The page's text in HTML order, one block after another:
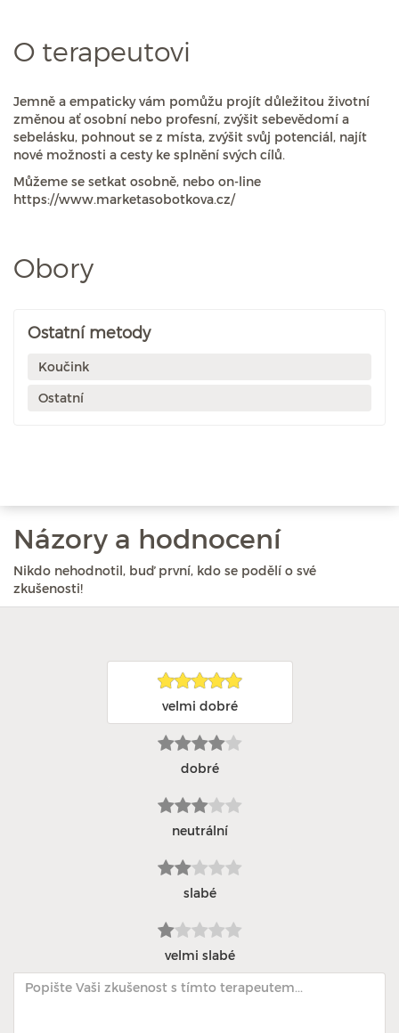
O terapeutovi
Jemně a empaticky vám pomůžu projít důležitou životní
změnou ať osobní nebo profesní, zvýšit sebevědomí a
sebelásku, pohnout se z místa, zvýšit svůj potenciál, najít
nové možnosti a cesty ke splnění svých cílů.
Můžeme se setkat osobně, nebo on-line
https://www.marketasobotkova.cz/
Obory
Ostatní metody
Koučink
Ostatní
Názory a hodnocení
Nikdo nehodnotil, buď první, kdo se podělí o své
zkušenosti!
velmi dobré
dobré
neutrální
slabé
velmi slabé